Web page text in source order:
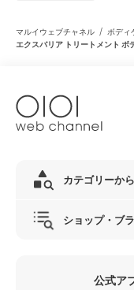
マルイウェブチャネル / ボディ
エクスバリア トリートメント ボ
カテゴリーか
ショップ・ブ
公式ア